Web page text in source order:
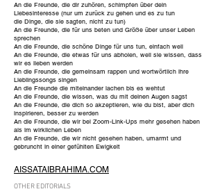
An die Freunde, die dir zuhören, schimpfen über dein
Liebesinteresse (nur um zurück zu gehen und es zu tun
die Dinge, die sie sagten, nicht zu tun)
An die Freunde, die für uns beten und Größe über unser Leben
sprechen
An die Freunde, die schöne Dinge für uns tun, einfach weil
An die Freunde, die etwas für uns abholen, weil sie wissen, dass
wir es lieben werden
An die Freunde, die gemeinsam rappen und wortwörtlich ihre
Lieblingssongs singen
An die Freunde die miteinander lachen bis es wehtut
An die Freunde, die wissen, was du mit deinen Augen sagst
An die Freunde, die dich so akzeptieren, wie du bist, aber dich
inspirieren, besser zu werden
An die Freunde, die wir bei Zoom-Link-Ups mehr gesehen haben
als im wirklichen Leben
An die Freunde, die wir nicht gesehen haben, umarmt und
gebruncht in einer gefühlten Ewigkeit
AISSATAIBRAHIMA.COM
OTHER EDITORIALS